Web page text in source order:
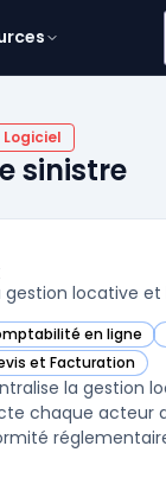
Logiciel
sinistre
gestion locative
en ligne
cette catégorie
et Facturation
cette catégorie
la gestion
chaque acteur